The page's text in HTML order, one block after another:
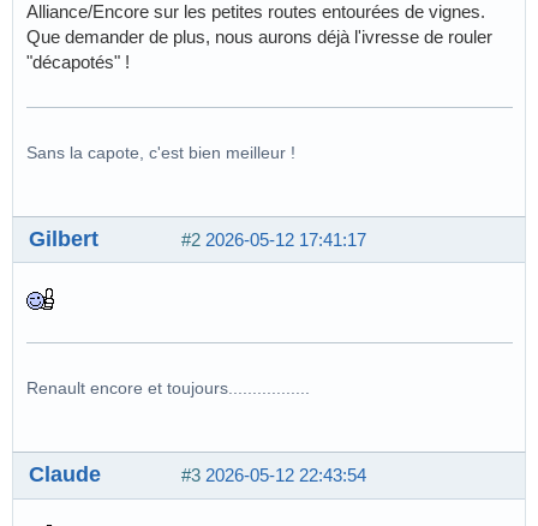
Alliance/Encore sur les petites routes entourées de vignes.
Que demander de plus, nous aurons déjà l'ivresse de rouler
"décapotés" !
Sans la capote, c'est bien meilleur !
#2 2026-05-12 17:41:17
Gilbert
Renault encore et toujours.................
#3 2026-05-12 22:43:54
Claude